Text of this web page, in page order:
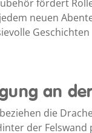
fördert
neuen
Geschichten
an
die
der Felswand